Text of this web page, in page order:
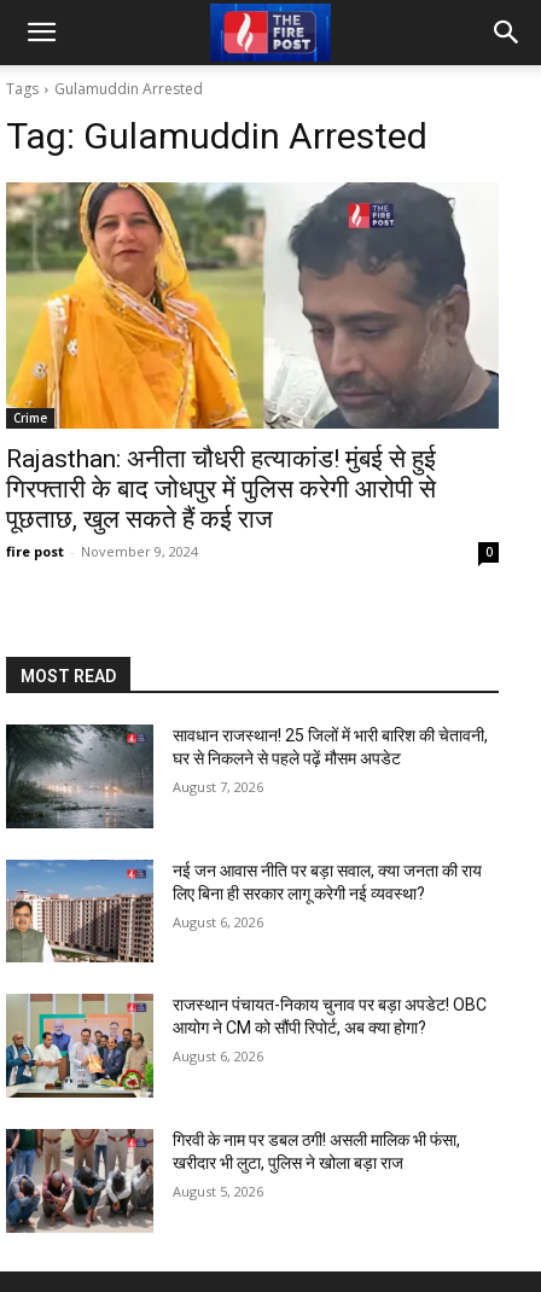
Tags Gulamuddin Arrested
Tag: Gulamuddin Arrested
Crime
Rajasthan: अनीता चौधरी हत्याकांड! मुंबई से हुई
गिरफ्तारी के बाद जोधपुर में पुलिस करेगी आरोपी से
पूछताछ, खुल सकते हैं कई राज
fire post - November 9, 2024 0
MOST READ
सावधान राजस्थान! 25 जिलों में भारी बारिश की चेतावनी,
घर से निकलने से पहले पढ़ें मौसम अपडेट
August 7, 2026
नई जन आवास नीति पर बड़ा सवाल, क्या जनता की राय
लिए बिना ही सरकार लागू करेगी नई व्यवस्था?
August 6, 2026
राजस्थान पंचायत-निकाय चुनाव पर बड़ा अपडेट! OBC
आयोग ने CM को सौंपी रिपोर्ट, अब क्या होगा?
August 6, 2026
गिरवी के नाम पर डबल ठगी! असली मालिक भी फंसा,
खरीदार भी लुटा, पुलिस ने खोला बड़ा राज
August 5, 2026